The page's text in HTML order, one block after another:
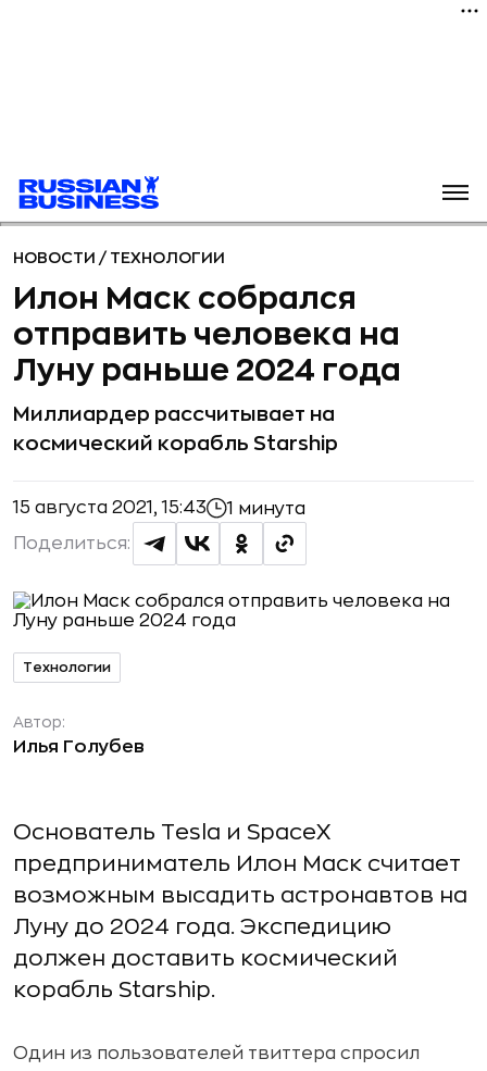
НОВОСТИ / ТЕХНОЛОГИИ
Илон Маск собрался
отправить человека на
Луну раньше 2024 года
Миллиардер рассчитывает на
космический корабль Starship
15 августа 2021, 15:43 1 минута
Поделиться:
Технологии
Автор:
Илья Голубев
Основатель Tesla и SpaceX
предприниматель Илон Маск считает
возможным высадить астронавтов на
Луну до 2024 года. Экспедицию
должен доставить космический
корабль Starship.
Один из пользователей твиттера спросил